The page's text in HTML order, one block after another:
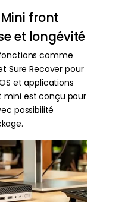
et longévité
comme
Sure Recover pour
et applications
mini est conçu pour
possibilité